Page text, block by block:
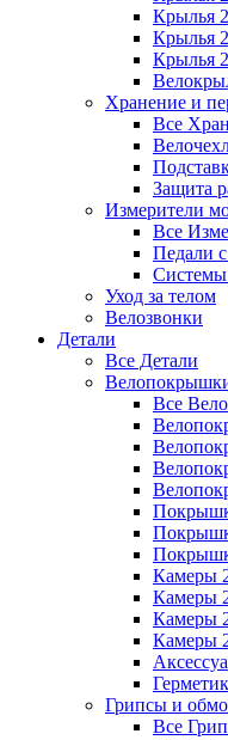
Крылья
Крылья
Крылья
Хранение и
Все
Защита
Измерители
Все
Педали
Уход за телом
Велозвонки
Детали
Все Детали
Все
Камеры
Камеры
Камеры
Камеры
Грипсы и
Все